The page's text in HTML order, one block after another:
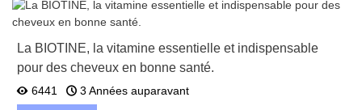
La BIOTINE, la vitamine essentielle et indispensable
pour des cheveux en bonne santé.
6441 3 Années auparavant